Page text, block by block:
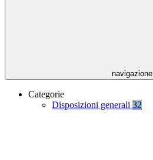
navigazione
Categorie
Disposizioni generali 32